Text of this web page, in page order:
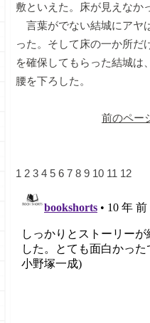
敷といえた。床が見えなか
言葉がでない結城にアヤ
った。そして床の一か所だ
を確保してもらった結城は
腰を下ろした。
前のペー
1 2 3 4 5 6 7 8 9 10 11 12